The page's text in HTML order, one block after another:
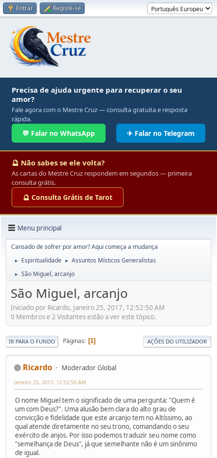
Entrar Registe-se
Precisa de ajuda urgente para recuperar o seu
amor?
Fale agora com o Mestre Cruz — consulta gratuita e resposta
rápida.
💬 Falar no WhatsApp ✈ Falar no Telegram
🔮 Não sabes se ele volta?
As cartas do Mestre Cruz respondem em segundos — primeira
consulta grátis.
🔮 Consulta Grátis de Tarot
Menu principal
Cansado de sofrer por amor? Aqui começa a mudança
► Espiritualidade ► Assuntos Místicos Generalistas
► São Miguel, arcanjo
São Miguel, arcanjo
Iniciado por Ricardo, Janeiro 25, 2017, 12:52:50 AM
0 Membros e 2 Visitantes estão a ver este tópico.
IR PARA O FUNDO Páginas 1 AÇÕES DO UTILIZADOR
Ricardo Moderador Global
Janeiro 25, 2017, 12:52:50 AM
O nome Miguel tem o significado de uma pergunta: "Quem é
um com Deus?". Uma alusão bem clara do alto grau de
convicção e fidelidade que este arcanjo tem no Altíssimo, ao
qual atende diretamente no seu trono, comandando o seu
exército de anjos. Por isso podemos traduzir seu nome como
"semelhança de Deus", já que semelhante não é um sinônimo
de igual.